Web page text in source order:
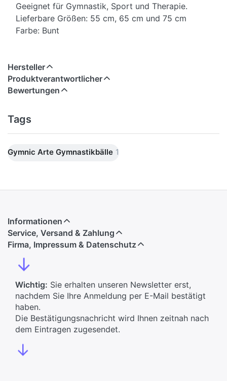
Geeignet für Gymnastik, Sport und Therapie.
Lieferbare Größen: 55 cm, 65 cm und 75 cm
Farbe: Bunt
Hersteller
Produktverantwortlicher
Bewertungen
Tags
Gymnic Arte Gymnastikbälle 1
Informationen
Service, Versand & Zahlung
Firma, Impressum & Datenschutz
↓
Wichtig: Sie erhalten unseren Newsletter erst,
nachdem Sie Ihre Anmeldung per E-Mail bestätigt
haben.
Die Bestätigungsnachricht wird Ihnen zeitnah nach
dem Eintragen zugesendet.
↓